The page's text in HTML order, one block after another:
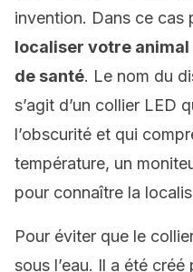
invention. Dans ce cas
localiser votre
de santé. Le nom du
s’agit d’un collier LED
l’obscurité et qui
température, un
pour connaître la
Pour éviter que le
sous l’eau. Il a été